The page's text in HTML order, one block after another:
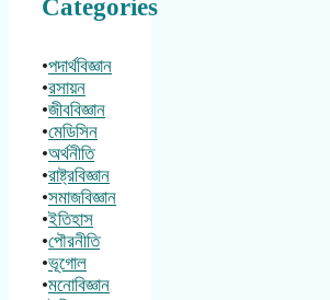
Categories
•পদার্থবিজ্ঞান
•রসায়ন
•জীববিজ্ঞান
•মেডিসিন
•অর্থনীতি
•রাষ্ট্রবিজ্ঞান
•সমাজবিজ্ঞান
•ইতিহাস
•পৌরনীতি
•ভূগোল
•মনোবিজ্ঞান